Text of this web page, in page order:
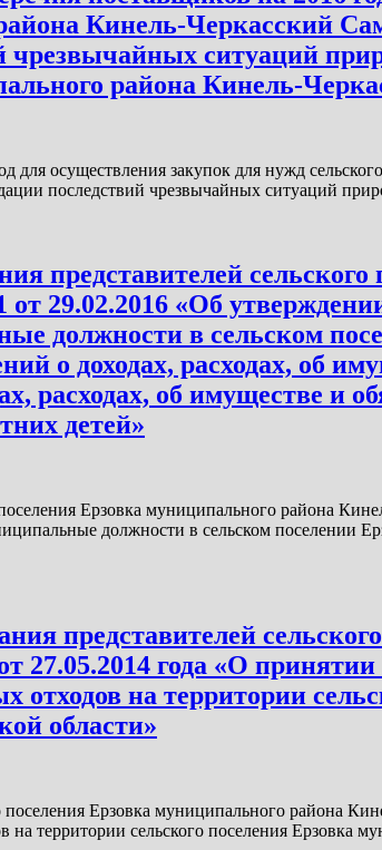
Кинель-Черкасский
ситуаций
района Кинель-
осуществления закупок для нужд
последствий чрезвычайных ситуаций
представителей
29.02.2016 «Об
должности в сельском
о доходах, расходах, об
расходах, об имуществе и
детей»
Ерзовка муниципального района
должности в сельском поселении
представителей
27.05.2014 года «О
отходов на территории
области»
Ерзовка муниципального района
территории сельского поселения Ерзовка